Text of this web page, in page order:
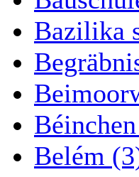
Bazilika
Belém